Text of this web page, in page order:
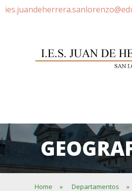
Home » Departamentos »